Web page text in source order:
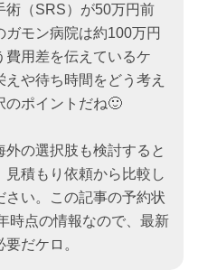
術（SRS）が50万円前
ガモン病院は約100万円
費用差を伝えているケ
えや待ち時間をどう考え
のポイントだね🙂
外の選択肢も検討すると
見積もり依頼から比較し
さい。この記事の予約状
時点の情報なので、最新
だケロ。